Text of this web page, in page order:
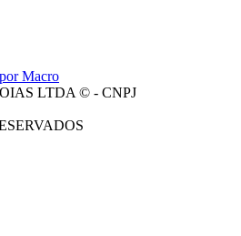
por Macro
LTDA © - CNPJ